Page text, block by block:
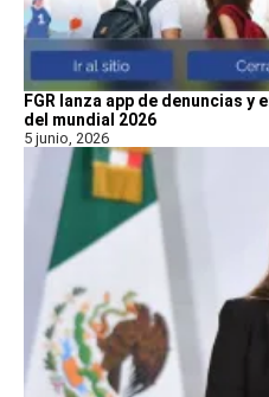
FGR lanza app de denuncias
del mundial 2026
5 junio, 2026